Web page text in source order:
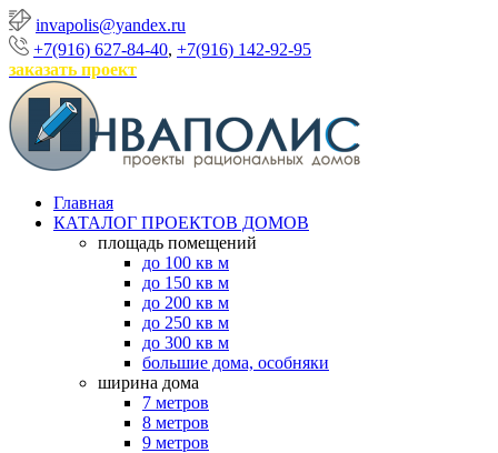
invapolis@yandex.ru
+7(916) 627-84-40, +7(916) 142-92-95
заказать проект
Главная
КАТАЛОГ ПРОЕКТОВ ДОМОВ
площадь помещений
до 100 кв м
до 150 кв м
до 200 кв м
до 250 кв м
до 300 кв м
большие дома, особняки
ширина дома
7 метров
8 метров
9 метров